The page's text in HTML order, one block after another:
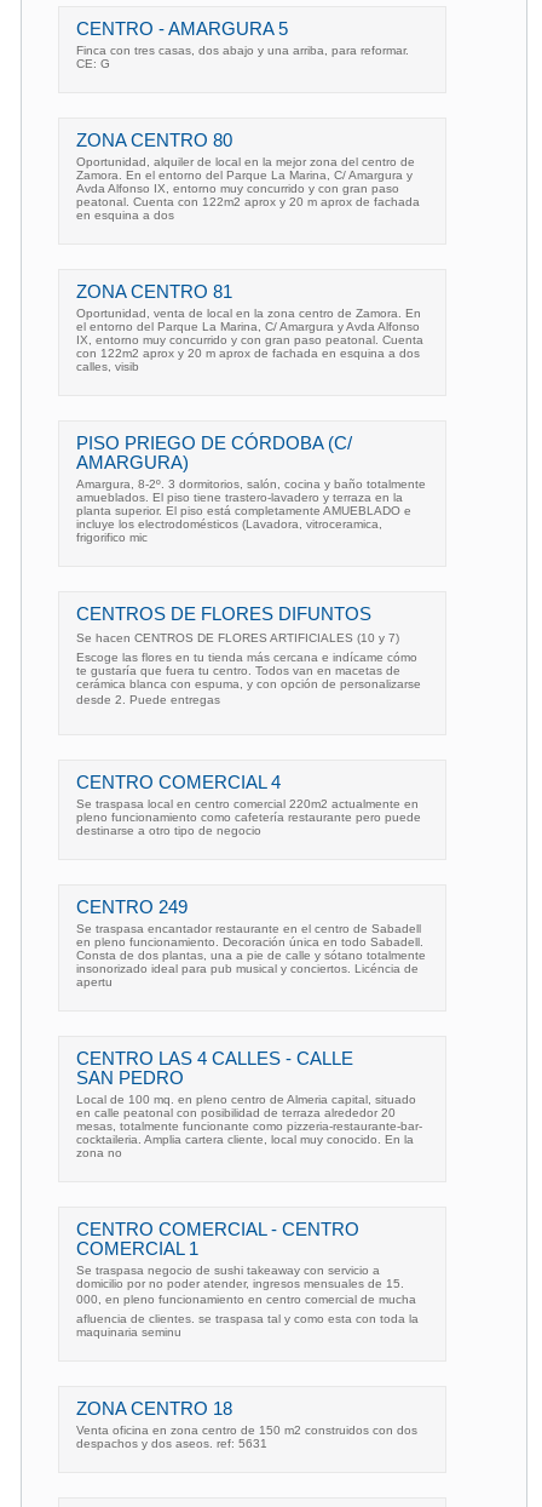
CENTRO - AMARGURA 5
Finca con tres casas, dos abajo y una arriba, para reformar.
CE: G
ZONA CENTRO 80
Oportunidad, alquiler de local en la mejor zona del centro de
Zamora. En el entorno del Parque La Marina, C/ Amargura y
Avda Alfonso IX, entorno muy concurrido y con gran paso
peatonal. Cuenta con 122m2 aprox y 20 m aprox de fachada
en esquina a dos
ZONA CENTRO 81
Oportunidad, venta de local en la zona centro de Zamora. En
el entorno del Parque La Marina, C/ Amargura y Avda Alfonso
IX, entorno muy concurrido y con gran paso peatonal. Cuenta
con 122m2 aprox y 20 m aprox de fachada en esquina a dos
calles, visib
PISO PRIEGO DE CÓRDOBA (C/
AMARGURA)
Amargura, 8-2º. 3 dormitorios, salón, cocina y baño totalmente
amueblados. El piso tiene trastero-lavadero y terraza en la
planta superior. El piso está completamente AMUEBLADO e
incluye los electrodomésticos (Lavadora, vitroceramica,
frigorifico mic
CENTROS DE FLORES DIFUNTOS
Se hacen CENTROS DE FLORES ARTIFICIALES (10 y 7)
Escoge las flores en tu tienda más cercana e indícame cómo
te gustaría que fuera tu centro. Todos van en macetas de
cerámica blanca con espuma, y con opción de personalizarse
desde 2. Puede entregas
CENTRO COMERCIAL 4
Se traspasa local en centro comercial 220m2 actualmente en
pleno funcionamiento como cafetería restaurante pero puede
destinarse a otro tipo de negocio
CENTRO 249
Se traspasa encantador restaurante en el centro de Sabadell
en pleno funcionamiento. Decoración única en todo Sabadell.
Consta de dos plantas, una a pie de calle y sótano totalmente
insonorizado ideal para pub musical y conciertos. Licéncia de
apertu
CENTRO LAS 4 CALLES - CALLE
SAN PEDRO
Local de 100 mq. en pleno centro de Almeria capital, situado
en calle peatonal con posibilidad de terraza alrededor 20
mesas, totalmente funcionante como pizzeria-restaurante-bar-
cocktaileria. Amplia cartera cliente, local muy conocido. En la
zona no
CENTRO COMERCIAL - CENTRO
COMERCIAL 1
Se traspasa negocio de sushi takeaway con servicio a
domicilio por no poder atender, ingresos mensuales de 15.
000, en pleno funcionamiento en centro comercial de mucha
afluencia de clientes. se traspasa tal y como esta con toda la
maquinaria seminu
ZONA CENTRO 18
Venta oficina en zona centro de 150 m2 construidos con dos
despachos y dos aseos. ref: 5631